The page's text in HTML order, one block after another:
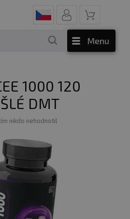
Menu
1000 120
DMT
nikdo nehodnotil